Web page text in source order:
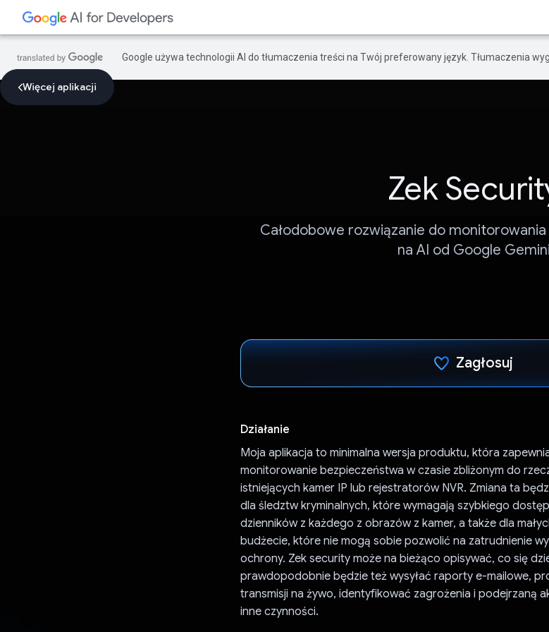
Google używa technologii AI do tłumaczenia treści na Twój preferowany język. Tłumaczenia
Więcej aplikacji
Zek
Całodobowe rozwiązanie do
na AI od Google
Zagłosuj
Działanie
Moja aplikacja to minimalna wersja produktu, która
monitorowanie bezpieczeństwa w czasie zbliżonym do
istniejących kamer IP lub rejestratorów NVR. Zmiana ta
dla śledztw kryminalnych, które wymagają szybkiego
dzienników z każdego z obrazów z kamer, a także dla
budżecie, które nie mogą sobie pozwolić na zatrudnienie
ochrony. Zek security może na bieżąco opisywać, co się
prawdopodobnie będzie też wysyłać raporty e-mailowe,
transmisji na żywo, identyfikować zagrożenia i podejrzaną
inne czynności.